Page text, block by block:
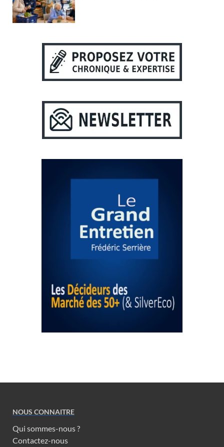
NOUS CONNAITRE
Qui sommes-nous ?
Contactez-nous